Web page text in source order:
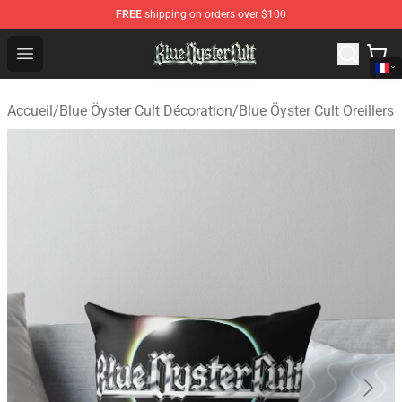
FREE shipping on orders over $100
Open menu
Blue Öyster Cult Store - Official Blue Öyster Cult
Accueil/Blue Öyster Cult Décoration/Blue Öyster Cult Oreillers